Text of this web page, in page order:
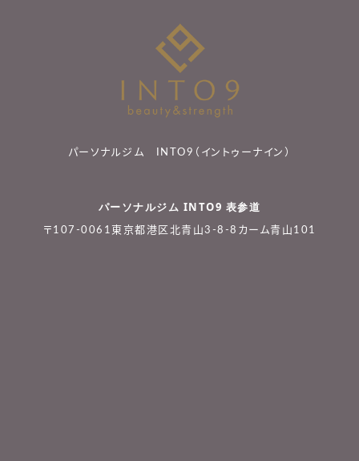
パーソナルジム INTO9（イントゥーナイン）
パーソナルジム INTO9 表参道
〒107-0061東京都港区北青山3-8-8カーム青山101